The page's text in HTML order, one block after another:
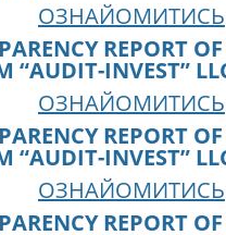
ОЗНАЙОМИТИСЬ
REPORT
“AUDIT-INVEST”
ОЗНАЙОМИТИСЬ
REPORT
“AUDIT-INVEST”
ОЗНАЙОМИТИСЬ
REPORT